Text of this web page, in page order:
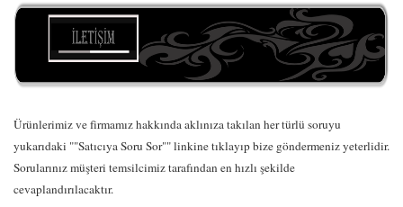
Ürünlerimiz ve firmamız hakkında aklınıza takılan her türlü soruyu
yukarıdaki ""Satıcıya Soru Sor"" linkine tıklayıp bize göndermeniz yeterlidir.
Sorularınız müşteri temsilcimiz tarafından en hızlı şekilde
cevaplandırılacaktır.